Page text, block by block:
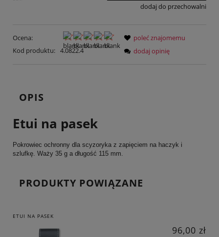
dodaj do przechowalni
Ocena:
Kod produktu: 4.0822.4
poleć znajomemu
dodaj opinię
OPIS
Etui na pasek
Pokrowiec ochronny dla scyzoryka z zapięciem na haczyk i
szlufkę. Waży 35 g a długość 115 mm.
PRODUKTY POWIĄZANE
ETUI NA PASEK
96,00 zł